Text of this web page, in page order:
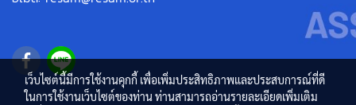
เว็บไซต์นี้มีการใช้งานคุกกี้ เพื่อเพิ่มประสิทธิภาพและประสบการณ์ที่ดี
ในการใช้งานเว็บไซต์ของท่าน ท่านสามารถอ่านรายละเอียดเพิ่มเติม